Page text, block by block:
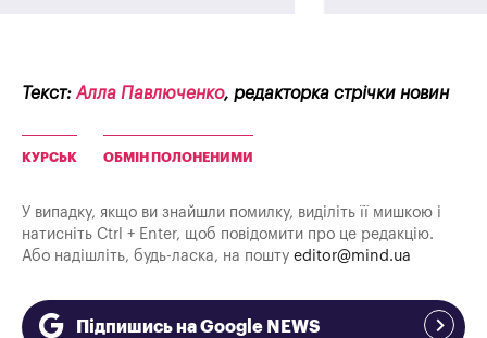
Текст:Алла Павлюченко, редакторка стрічки новин
КУРСЬК ОБМІН ПОЛОНЕНИМИ
У випадку, якщо ви знайшли помилку, виділіть її мишкою і
натисніть Ctrl + Enter, щоб повідомити про це редакцію.
Або надішліть, будь-ласка, на пошту editor@mind.ua
Підпишись на Google NEWS